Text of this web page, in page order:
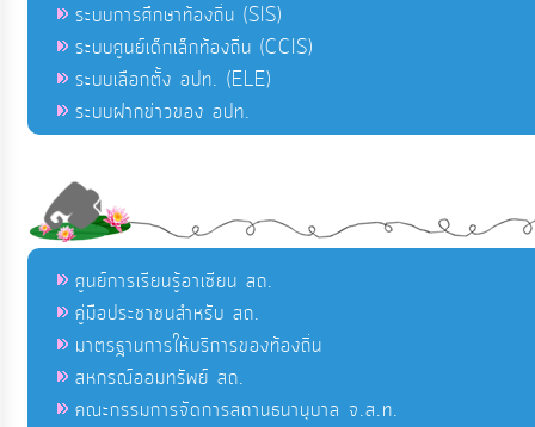
ระบบการศึกษาท้องถิ่น (SIS)
ระบบศูนย์เด็กเล็กท้องถิ่น (CCIS)
ระบบเลือกตั้ง อปท. (ELE)
ระบบฝากข่าวของ อปท.
ศูนย์การเรียนรู้อาเซียน สถ.
คู่มือประชาชนสำหรับ สถ.
มาตรฐานการให้บริการของท้องถิ่น
สหกรณ์ออมทรัพย์ สถ.
คณะกรรมการจัดการสถานธนานุบาล จ.ส.ท.